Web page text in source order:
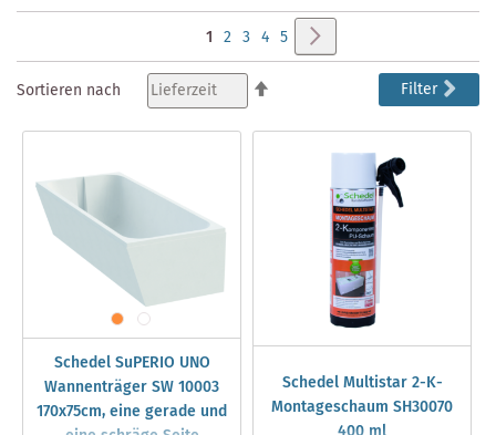
EPS.
Sie
lesen
gerade
1 Seite
2 Seite
3 Seite
4 Seite
5
Sortieren nach
Reihenfolge
Filter
Schedel SuPERIO UNO
Wannenträger SW 10003
170x75cm, eine gerade und
Schedel Multistar 2-K-
Montageschaum SH30070